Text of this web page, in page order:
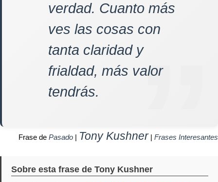
verdad. Cuanto más
ves las cosas con
tanta claridad y
frialdad, más valor
tendrás.
Frase de Pasado | Tony Kushner| Frases Interesantes
Sobre esta frase de Tony Kushner